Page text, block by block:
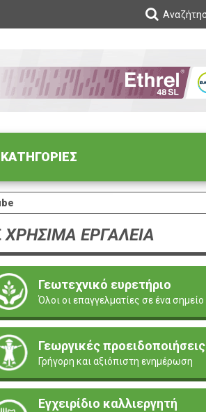
ΚΑΤΗΓΟΡΙΕΣ
ΧΡΗΣΙΜΑ ΕΡΓΑΛΕΙΑ
Γεωτεχνικό ευρετήριο
Όλοι οι επαγγελματίες σε ένα σημείο
Γεωργικές προειδοποιήσεις
Γρήγορη και αξιόπιστη ενημέρωση
Εγχειρίδιο καλλιεργητή